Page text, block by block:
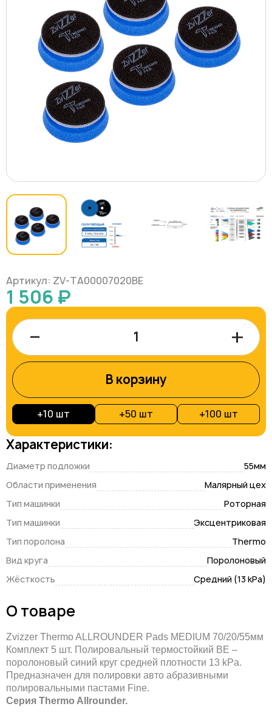
Артикул: ZV-TA00007020BE
1 506 ₽
– +
В корзину
+10 шт +50 шт +100 шт
Характеристики:
Диаметр подложки
55мм
Области применения
Малярный цех
Тип машинки
Роторная
Тип машинки
Эксцентриковая
Тип поролона
Thermo
Вид круга
Поролоновый
Жёсткость
Средний (13 kPa)
О товаре
Zvizzer Thermo ALLROUNDER Pads MEDIUM 70/20/55мм
Комплект 5 шт. Полировальный термостойкий BE –
поролоновый синий круг средней плотности 13 kPa.
Предназначен для полировки авто абразивными
полировальными пастами Fine.
Серия Thermo Allrounder.